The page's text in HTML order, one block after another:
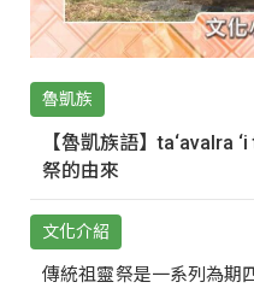
魯凱族
【魯凱族語】ta‘avalra
祭的由來
文化介紹
傳統祖靈祭是一系列為期